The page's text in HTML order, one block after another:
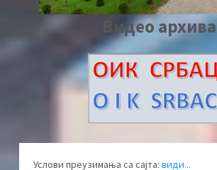
Видео архива
Услови преузимања са сајта: види...